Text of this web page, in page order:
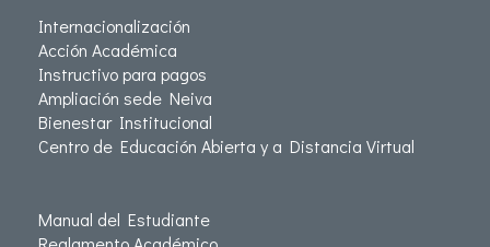
Internacionalización
Acción Académica
Instructivo para pagos
Ampliación sede Neiva
Bienestar Institucional
Centro de Educación Abierta y a Distancia Virtual
Manual del Estudiante